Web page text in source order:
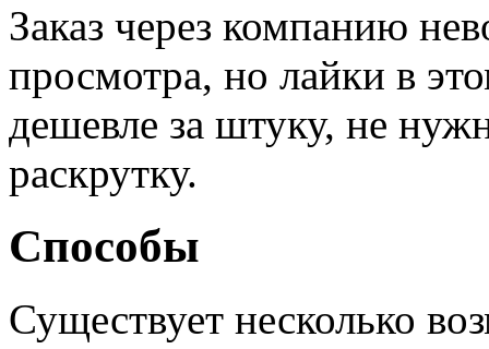
Заказ через компанию
просмотра, но лайки в
дешевле за штуку, не
раскрутку.
Способы
Существует несколько